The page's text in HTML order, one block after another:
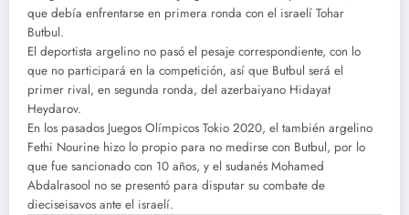
que debía enfrentarse en primera ronda con el israelí Tohar
Butbul.
El deportista argelino no pasó el pesaje correspondiente, con lo
que no participará en la competición, así que Butbul será el
primer rival, en segunda ronda, del azerbaiyano Hidayat
Heydarov.
En los pasados Juegos Olímpicos Tokio 2020, el también argelino
Fethi Nourine hizo lo propio para no medirse con Butbul, por lo
que fue sancionado con 10 años, y el sudanés Mohamed
Abdalrasool no se presentó para disputar su combate de
dieciseisavos ante el israelí.